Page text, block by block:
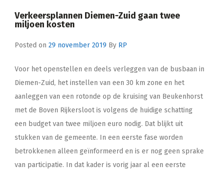
Verkeersplannen Diemen-Zuid gaan twee
miljoen kosten
Posted on 29 november 2019 By RP
Voor het openstellen en deels verleggen van de busbaan in
Diemen-Zuid, het instellen van een 30 km zone en het
aanleggen van een rotonde op de kruising van Beukenhorst
met de Boven Rijkersloot is volgens de huidige schatting
een budget van twee miljoen euro nodig. Dat blijkt uit
stukken van de gemeente. In een eerste fase worden
betrokkenen alleen geïnformeerd en is er nog geen sprake
van participatie. In dat kader is vorig jaar al een eerste